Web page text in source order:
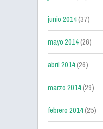
junio 2014(37)
mayo 2014(26)
abril 2014(26)
marzo 2014(29)
febrero 2014(25)